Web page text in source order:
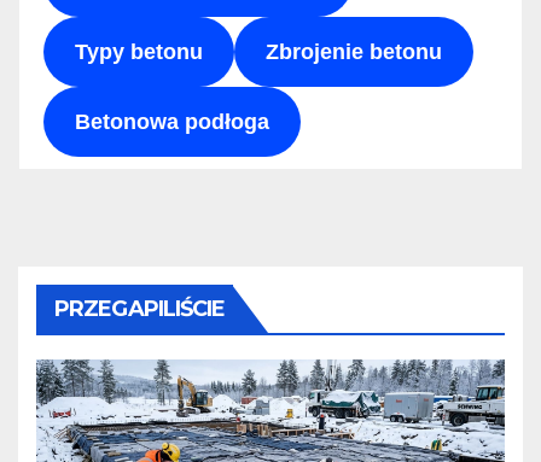
Typy betonu Zbrojenie betonu
Betonowa podłoga
PRZEGAPILIŚCIE